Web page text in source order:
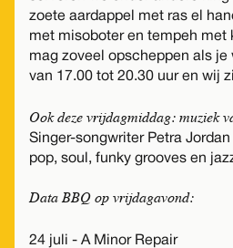
zoete aardappel met ras el
met misoboter en tempeh met
mag zoveel opscheppen als je
van 17.00 tot 20.30 uur en wij
Ook deze vrijdagmiddag: muziek
Singer-songwriter Petra
pop, soul, funky grooves en
Data BBQ op vrijdagavond:
24 juli - A Minor Repair